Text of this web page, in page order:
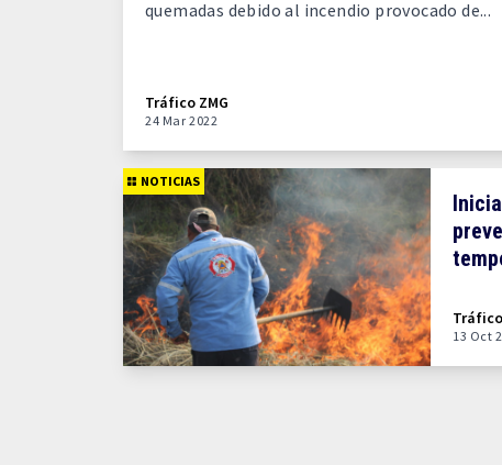
quemadas debido al incendio provocado de...
Tráfico ZMG
24 Mar 2022
NOTICIAS
13 Oct